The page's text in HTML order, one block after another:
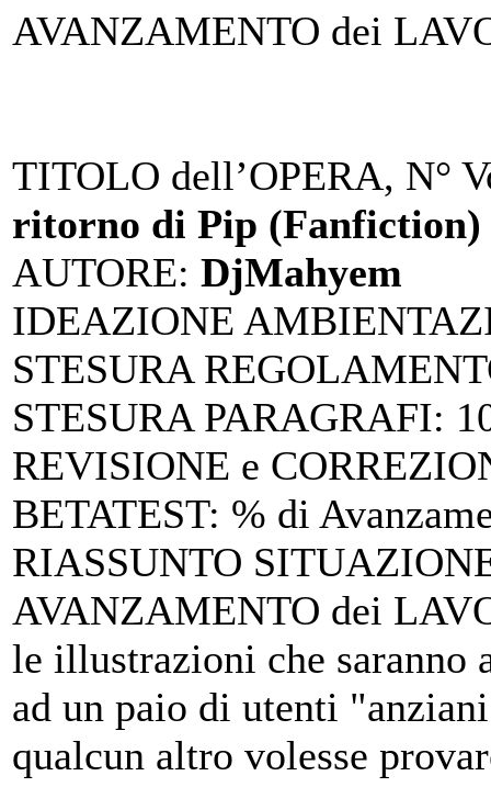
AVANZAMENTO dei
TITOLO dell’OPERA, N°
ritorno di Pip (Fanfiction)
AUTORE: DjMahyem
IDEAZIONE
STESURA
STESURA PARAGRAFI:
REVISIONE e
BETATEST: % di
RIASSUNTO
AVANZAMENTO dei
le illustrazioni che
ad un paio di utenti
qualcun altro volesse